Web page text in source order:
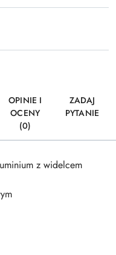
OPINIE I
OCENY
(0)
ZADAJ
PYTANIE
z widelcem